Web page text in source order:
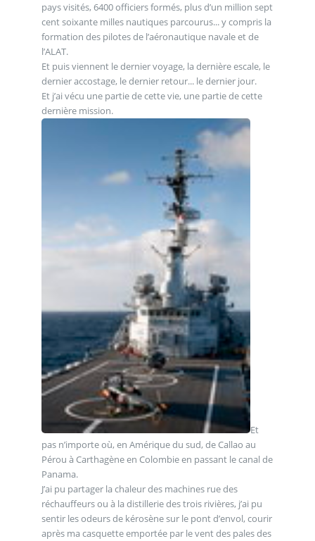
pays visités, 6400 officiers formés, plus d’un million sept
cent soixante milles nautiques parcourus... y compris la
formation des pilotes de l’aéronautique navale et de
l’ALAT.
Et puis viennent le dernier voyage, la dernière escale, le
dernier accostage, le dernier retour... le dernier jour.
Et j’ai vécu une partie de cette vie, une partie de cette
dernière mission.
Et
pas n’importe où, en Amérique du sud, de Callao au
Pérou à Carthagène en Colombie en passant le canal de
Panama.
J’ai pu partager la chaleur des machines rue des
réchauffeurs ou à la distillerie des trois rivières, j’ai pu
sentir les odeurs de kérosène sur le pont d’envol, courir
après ma casquette emportée par le vent des pales des